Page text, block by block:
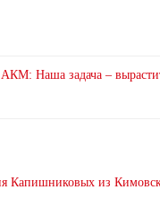
Наша задача –
Капишниковых из